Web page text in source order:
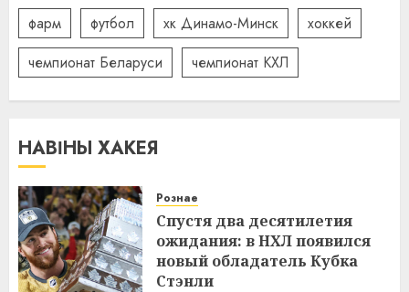
фарм
футбол хк Динамо-Минск
хоккей
чемпионат Беларуси
чемпионат КХЛ
НАВІНЫ ХАКЕЯ
Рознае
Спустя два десятилетия
ожидания: в НХЛ появился
новый обладатель Кубка
Стэнли